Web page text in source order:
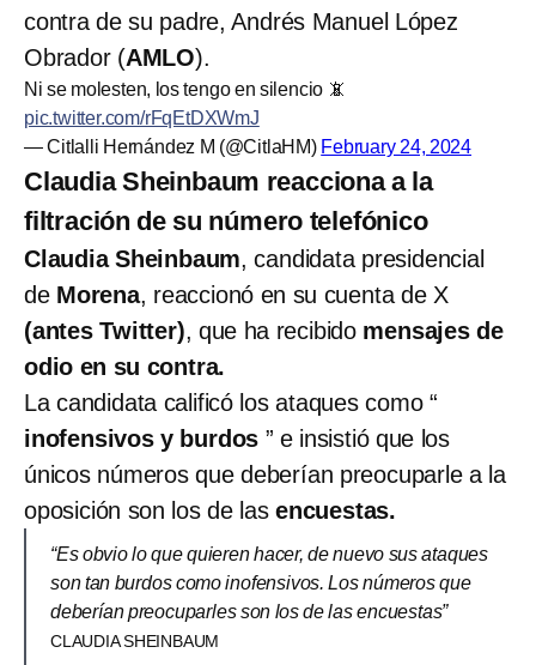
contra de su padre, Andrés Manuel López
Obrador (AMLO).
Ni se molesten, los tengo en silencio 📵
pic.twitter.com/rFqEtDXWmJ
— Citlalli Hernández M (@CitlaHM) February 24, 2024
Claudia Sheinbaum reacciona a la
filtración de su número telefónico
Claudia Sheinbaum, candidata presidencial
de Morena, reaccionó en su cuenta de X
(antes Twitter), que ha recibido mensajes de
odio en su contra.
La candidata calificó los ataques como “
inofensivos y burdos ” e insistió que los
únicos números que deberían preocuparle a la
oposición son los de lasencuestas.
“Es obvio lo que quieren hacer, de nuevo sus ataques
son tan burdos como inofensivos. Los números que
deberían preocuparles son los de las encuestas”
CLAUDIA SHEINBAUM